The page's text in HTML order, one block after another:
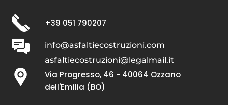
+39 051 790207
info@asfaltiecostruzioni.com
asfaltiecostruzioni@legalmail.it
Via Progresso, 46 - 40064 Ozzano
dell'Emilia (BO)